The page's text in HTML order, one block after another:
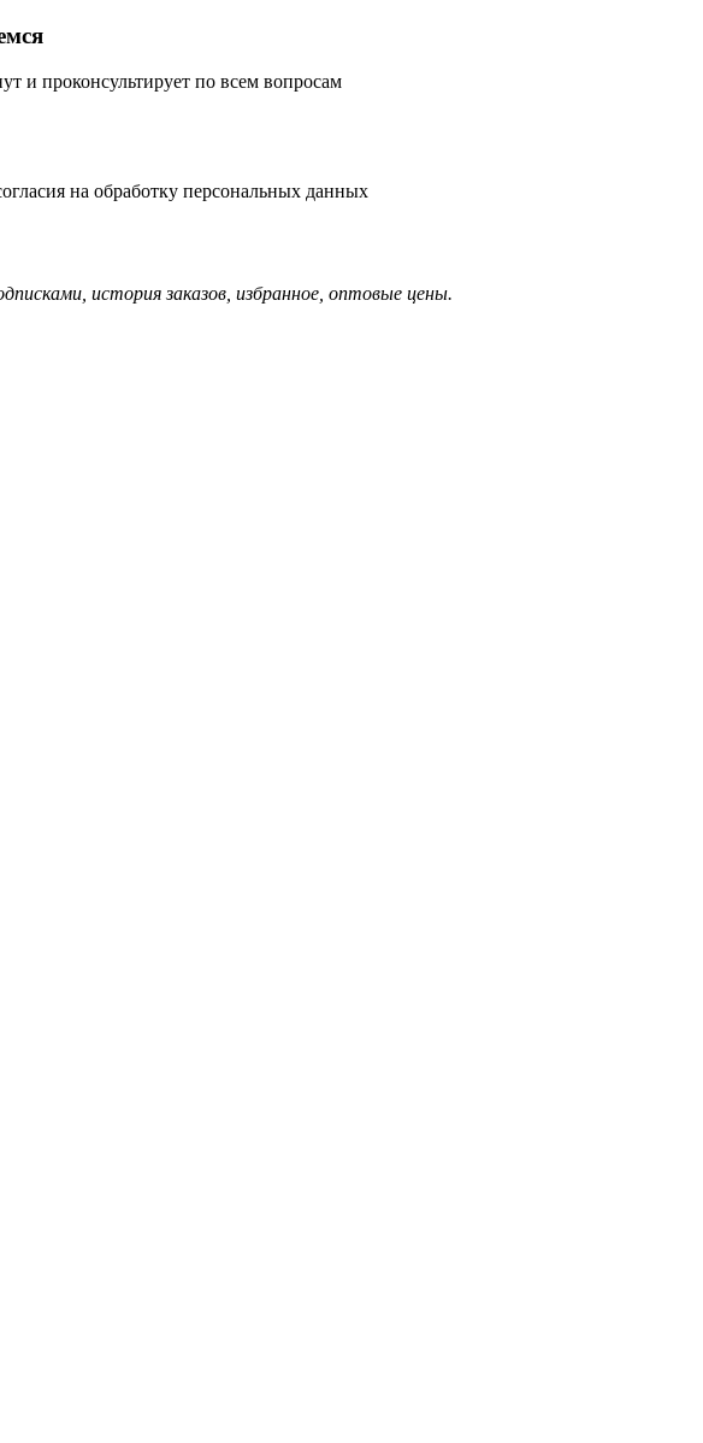
и проконсультирует по всем вопросам
на обработку персональных данных
история заказов, избранное, оптовые цены.